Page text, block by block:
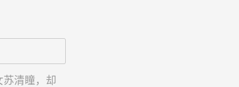
苏清瞳，却